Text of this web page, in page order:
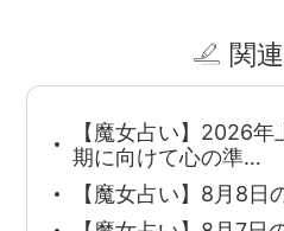
関
【魔女占い】2026
期に向けて心の準…
【魔女占い】8月8日